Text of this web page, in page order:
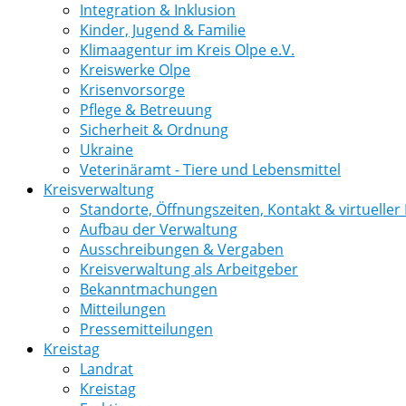
Integration & Inklusion
Kinder, Jugend & Familie
Klimaagentur im Kreis Olpe e.V.
Kreiswerke Olpe
Krisenvorsorge
Pflege & Betreuung
Sicherheit & Ordnung
Ukraine
Veterinäramt - Tiere und Lebensmittel
Kreisverwaltung
Standorte, Öffnungszeiten, Kontakt & virtueller
Aufbau der Verwaltung
Ausschreibungen & Vergaben
Kreisverwaltung als Arbeitgeber
Bekanntmachungen
Mitteilungen
Pressemitteilungen
Kreistag
Landrat
Kreistag